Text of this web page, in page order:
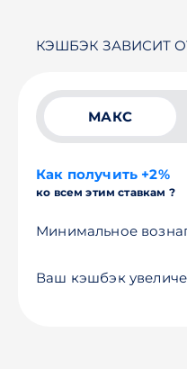
КЭШБЭК ЗАВИСИТ
МАКС
Как получить +2%
ко всем этим ставкам ?
Минимальное
Ваш кэшбэк